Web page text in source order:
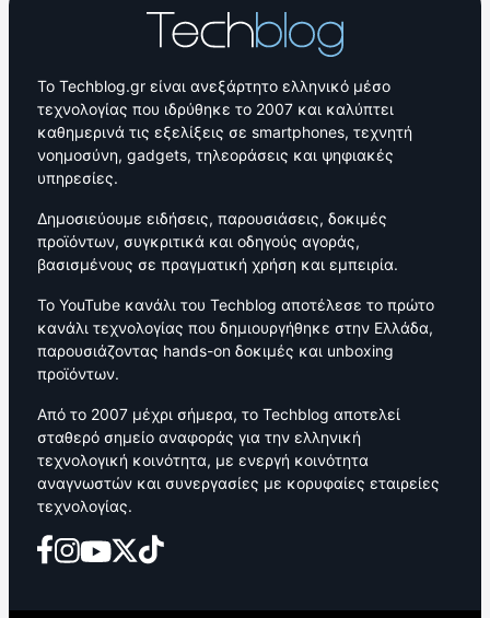
Το Techblog.gr είναι ανεξάρτητο ελληνικό μέσο
τεχνολογίας που ιδρύθηκε το 2007 και καλύπτει
καθημερινά τις εξελίξεις σε smartphones, τεχνητή
νοημοσύνη, gadgets, τηλεοράσεις και ψηφιακές
υπηρεσίες.
Δημοσιεύουμε ειδήσεις, παρουσιάσεις, δοκιμές
προϊόντων, συγκριτικά και οδηγούς αγοράς,
βασισμένους σε πραγματική χρήση και εμπειρία.
Το YouTube κανάλι του Techblog αποτέλεσε το πρώτο
κανάλι τεχνολογίας που δημιουργήθηκε στην Ελλάδα,
παρουσιάζοντας hands-on δοκιμές και unboxing
προϊόντων.
Από το 2007 μέχρι σήμερα, το Techblog αποτελεί
σταθερό σημείο αναφοράς για την ελληνική
τεχνολογική κοινότητα, με ενεργή κοινότητα
αναγνωστών και συνεργασίες με κορυφαίες εταιρείες
τεχνολογίας.